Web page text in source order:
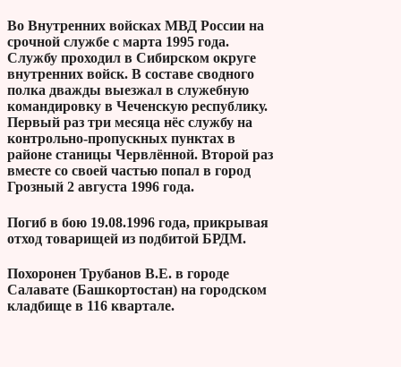
Во Внутренних войсках МВД России на
срочной службе с марта 1995 года.
Службу проходил в Сибирском округе
внутренних войск. В составе сводного
полка дважды выезжал в служебную
командировку в Чеченскую республику.
Первый раз три месяца нёс службу на
контрольно-пропускных пунктах в
районе станицы Червлённой. Второй раз
вместе со своей частью попал в город
Грозный 2 августа 1996 года.
Погиб в бою 19.08.1996 года, прикрывая
отход товарищей из подбитой БРДМ.
Похоронен Трубанов В.Е. в городе
Салавате (Башкортостан) на городском
кладбище в 116 квартале.